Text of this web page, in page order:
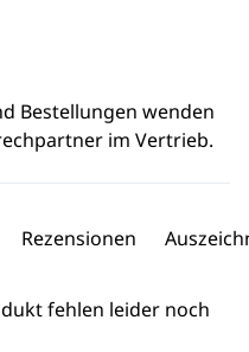
Bestellungen wenden
im Vertrieb.
Rezensionen
fehlen leider noch